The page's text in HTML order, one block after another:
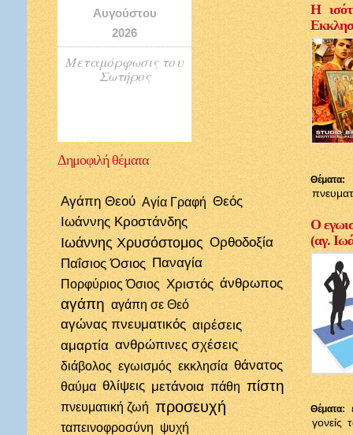
Αυγούστου
2026
Μεταμόρφωσις του
Σωτήρος
Δημοφιλήθέματα
Αγάπη Θεού Αγία Γραφή Θεός
Ιωάννης Κροστάνδης
Ιωάννης Χρυσόστομος Ορθοδοξία
Παΐσιος Όσιος Παναγία
Πορφύριος Όσιος Χριστός άνθρωπος
αγάπη αγάπη σε Θεό
αγώνας πνευματικός αιρέσεις
αμαρτία ανθρώπινες σχέσεις
διάβολος εγωισμός εκκλησία θάνατος
θαύμα θλίψεις μετάνοια πάθη πίστη
πνευματική ζωή προσευχή
ταπεινοφροσύνη ψυχή
Η
Θέματα:
Ο
(αγ.
Θέματα:
γονείς